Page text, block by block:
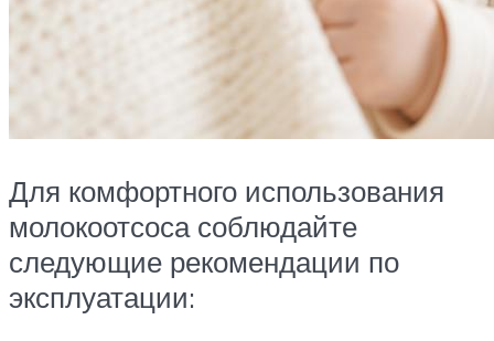
Для комфортного использования
молокоотсоса соблюдайте
следующие рекомендации по
эксплуатации: